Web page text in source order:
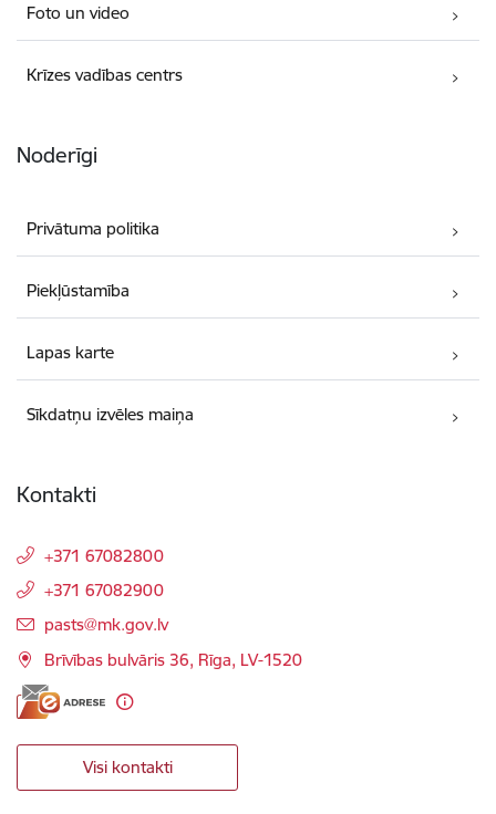
Foto un video
Krīzes vadības centrs
Noderīgi
Privātuma politika
Piekļūstamība
Lapas karte
Sīkdatņu izvēles maiņa
Kontakti
+371 67082800
+371 67082900
E-pasts:
pasts@mk.gov.lv
Brīvības bulvāris 36, Rīga, LV-1520
Visi kontakti